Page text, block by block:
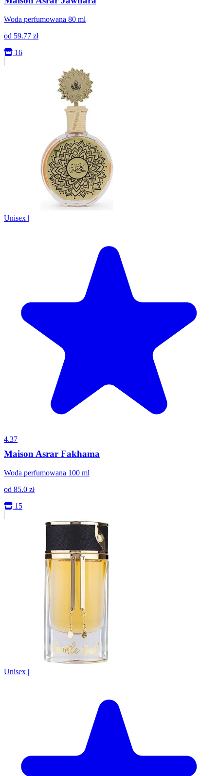
Woda perfumowana 80 ml
od 59.77 zł
16
Unisex |
4.37
Maison Asrar Fakhama
Woda perfumowana 100 ml
od 85.0 zł
15
Unisex |